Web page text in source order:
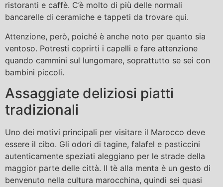
ristoranti e caffè. C’è molto di più delle normali
bancarelle di ceramiche e tappeti da trovare qui.
Attenzione, però, poiché è anche noto per quanto sia
ventoso. Potresti coprirti i capelli e fare attenzione
quando cammini sul lungomare, soprattutto se sei con
bambini piccoli.
Assaggiate deliziosi piatti
tradizionali
Uno dei motivi principali per visitare il Marocco deve
essere il cibo. Gli odori di tagine, falafel e pasticcini
autenticamente speziati aleggiano per le strade della
maggior parte delle città. Il tè alla menta è un gesto di
benvenuto nella cultura marocchina, quindi sei quasi